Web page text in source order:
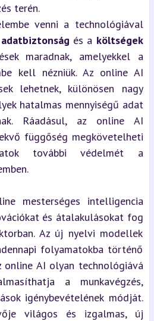
terén.
venni a technológiával
adatbiztonság és a költségek
maradnak, amelyekkel a
kell nézniük. Az online AI
lehetnek, különösen nagy
hatalmas mennyiségű adat
Ráadásul, az online AI
függőség megkövetelheti
további védelmét a
mesterséges intelligencia
és átalakulásokat fog
Az új nyelvi modellek
folyamatokba történő
online AI olyan technológiává
a munkavégzés,
igénybevételének módját.
világos és izgalmas, új